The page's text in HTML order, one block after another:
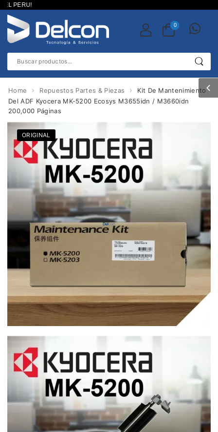
0
Home › Repuestos Partes & Piezas ›
Kit De Mantenimiento
Del ADF Kyocera MK-5200 Ecosys M3655idn / M3660idn
200,000 Páginas
ORIGINAL